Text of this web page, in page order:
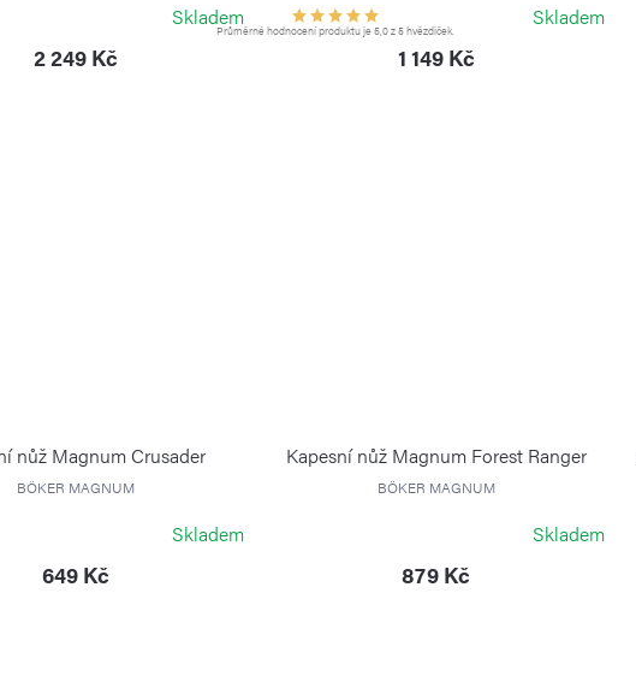
Skladem
2 249 Kč
Průměrné hodnocení produktu je 5,0 z 5 hvězdiček.
Skladem
1 149 Kč
nůž Magnum Crusader
BÖKER MAGNUM
Skladem
649 Kč
Kapesní nůž Magnum Forest Ranger
BÖKER MAGNUM
Skladem
879 Kč